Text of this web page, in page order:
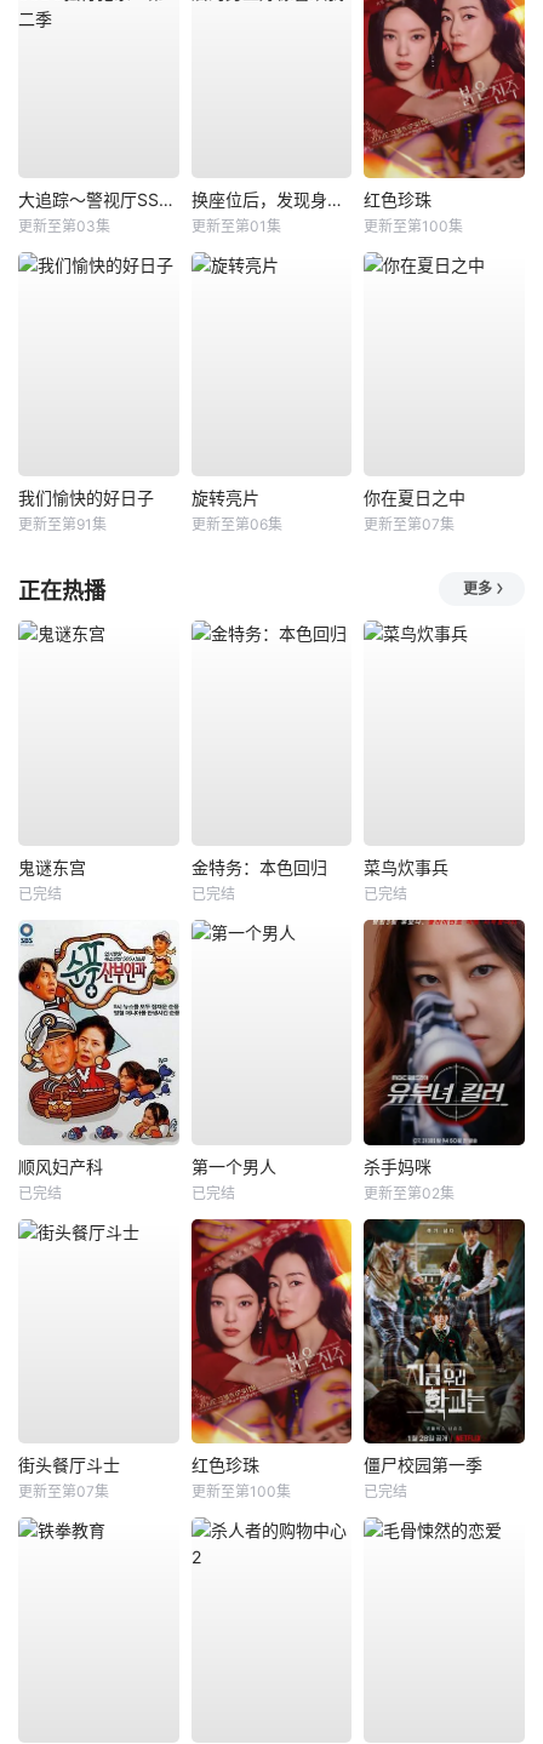
大追踪〜警视厅SSBC强行犯系〜第二季
更新至第03集
换座位后，发现身后的男生好像喜欢我
更新至第01集
红色珍珠
更新至第100集
我们愉快的好日子
更新至第91集
旋转亮片
更新至第06集
你在夏日之中
更新至第07集
正在热播 更多
鬼谜东宫
已完结
金特务：本色回归
已完结
菜鸟炊事兵
已完结
顺风妇产科
已完结
第一个男人
已完结
杀手妈咪
更新至第02集
街头餐厅斗士
更新至第07集
红色珍珠
更新至第100集
僵尸校园第一季
已完结